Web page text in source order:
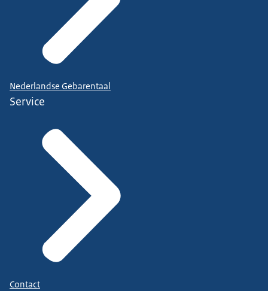
Nederlandse Gebarentaal
Service
Contact